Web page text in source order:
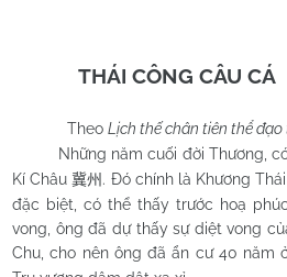
THÁI CÔNG CÂU CÁ
Theo Lịch thế chân tiên thể
Những năm cuối đời Thương, có
Kí Châu 冀州 . Đó chính là Khương
đặc biệt, có thể thấy trước hoạ
vong, ông đã dự thấy sự diệt vong
Chu, cho nên ông đã ẩn cư 40 năm